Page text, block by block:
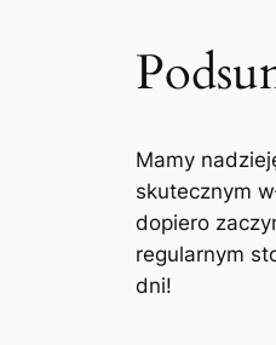
Mamy
skutecznym
dopiero
regularnym
dni!